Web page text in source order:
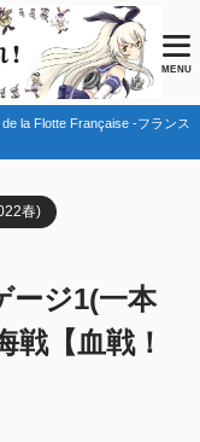
MENU
la Flotte Française -フランス
春)
ージ1(一本
戦【血戦！